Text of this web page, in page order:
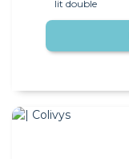
lit double